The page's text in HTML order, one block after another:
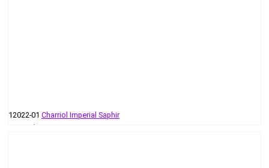
12022-01 Charriol Imperial Saphir
236 руб